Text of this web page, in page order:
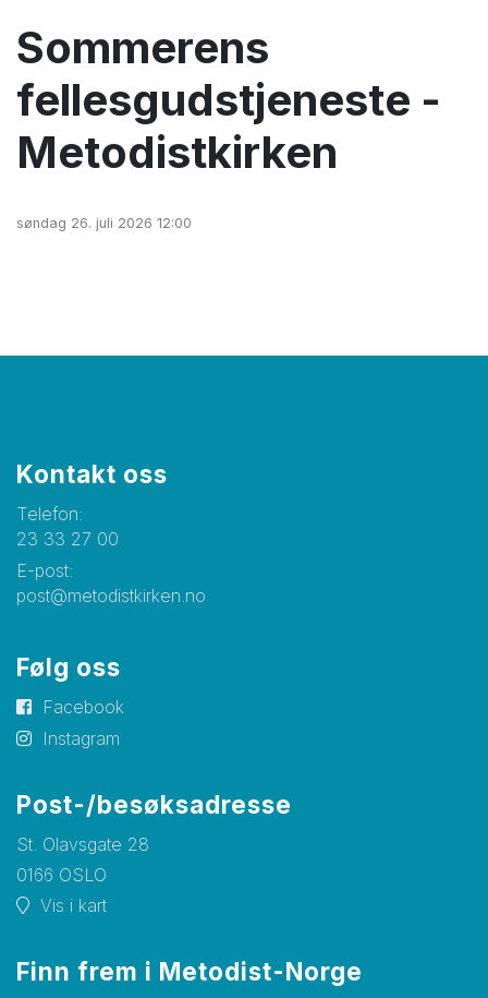
Sommerens
fellesgudstjeneste -
Metodistkirken
søndag 26. juli 2026 12:00
Kontakt oss
Telefon:
23 33 27 00
E-post:
post@metodistkirken.no
Følg oss
Facebook
Instagram
Post-/besøksadresse
St. Olavsgate 28
0166 OSLO
Vis i kart
Finn frem i Metodist-Norge